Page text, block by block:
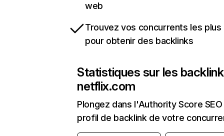
web
Trouvez vos concurrents les
pour obtenir des backlinks
Statistiques sur les
netflix.com
Plongez dans l'Authority Score
profil de backlink de votre